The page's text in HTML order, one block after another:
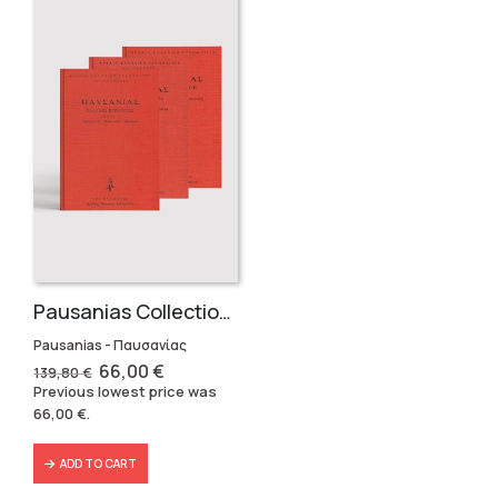
Pausanias Collection – Hardbound (3 volumes)
Pausanias - Παυσανίας
139,80€ Original
price
was:
66,00€Current
price
is:
Previous lowest price was
66,00€.
ADD TO CART